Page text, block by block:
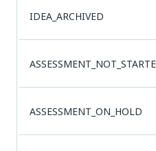
IDEA_ARCHIVED
ASSESSMENT_ON_HOLD